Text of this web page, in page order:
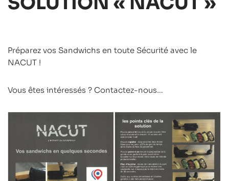
Préparez vos Sandwichs en toute Sécurité avec le
NACUT !
Vous êtes intéressés ? Contactez-nous…